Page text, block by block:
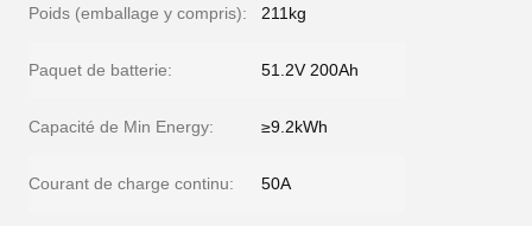
Poids (emballage y compris): 211kg
Paquet de batterie: 51.2V 200Ah
Capacité de Min Energy: ≥9.2kWh
Courant de charge continu: 50A